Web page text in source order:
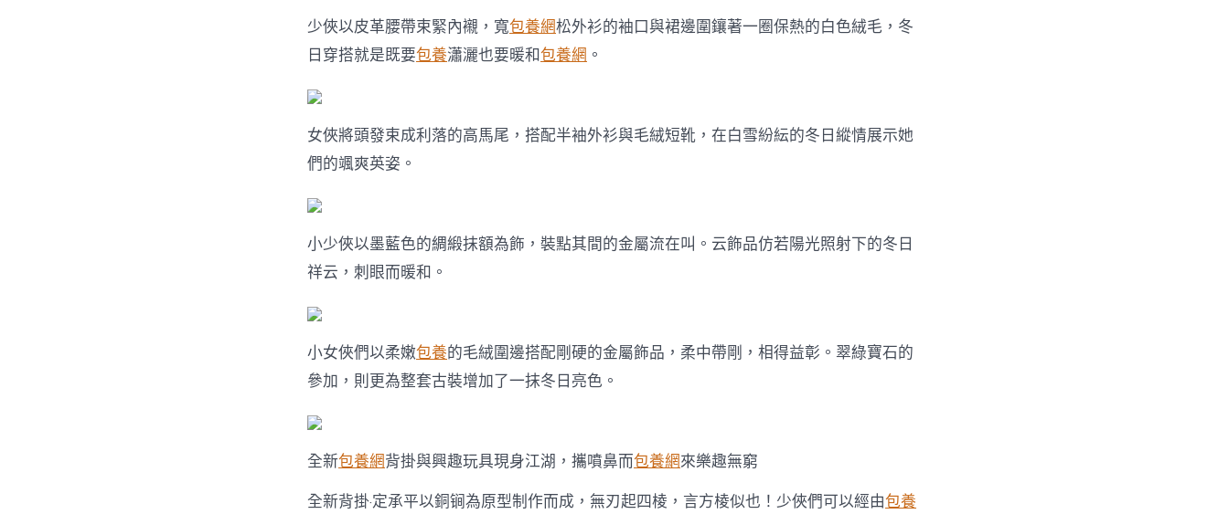
少俠以皮革腰帶束緊內襯，寬包養網松外衫的袖口與裙邊圍鑲著一圈保熱的白色絨毛，冬
日穿搭就是既要包養瀟灑也要暖和包養網 。
女俠將頭發束成利落的高馬尾，搭配半袖外衫與毛絨短靴，在白雪紛紜的冬日縱情展示她
們的颯爽英姿。
小少俠以墨藍色的綢緞抹額為飾，裝點其間的金屬流在叫。云飾品仿若陽光照射下的冬日
祥云，刺眼而暖和。
小女俠們以柔嫩包養的毛絨圍邊搭配剛硬的金屬飾品，柔中帶剛，相得益彰。翠綠寶石的
參加，則更為整套古裝增加了一抹冬日亮色。
全新包養網背掛與興趣玩具現身江湖，攜噴鼻而包養網來樂趣無窮
全新背掛·定承平以銅锏為原型制作而成，無刃起四棱，言方棱似也！少俠們可以經由包養